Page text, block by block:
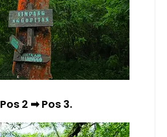
Pos 2 ➡ Pos 3.